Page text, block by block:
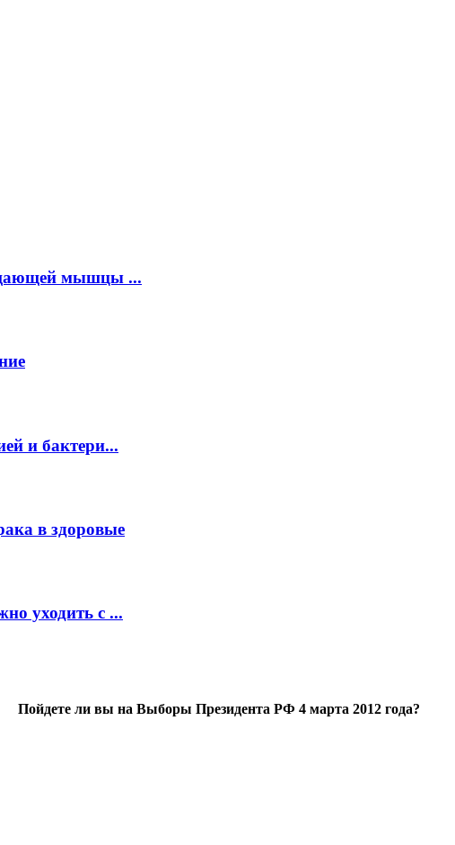
мышцы ...
и бактери...
в здоровые
уходить с ...
Пойдете ли вы на Выборы Президента РФ 4 марта 2012 года?